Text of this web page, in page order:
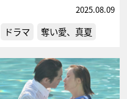
2025.08.09
ドラマ 奪い愛、真夏